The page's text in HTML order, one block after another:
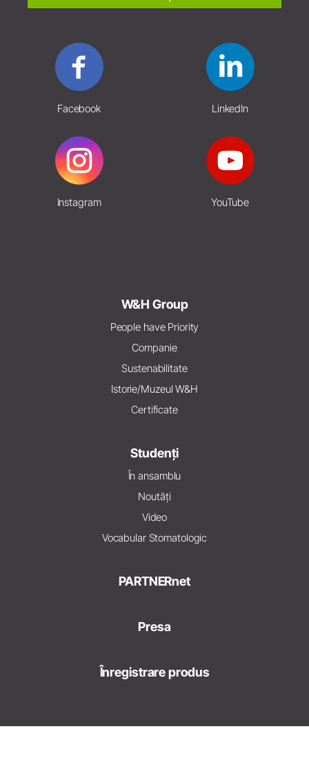
Facebook LinkedIn
Instagram YouTube
W&H Group
People have Priority
Companie
Sustenabilitate
Istorie/Muzeul W&H
Certificate
Studenți
În ansamblu
Noutăți
Video
Vocabular Stomatologic
PARTNERnet
Presa
Înregistrare produs